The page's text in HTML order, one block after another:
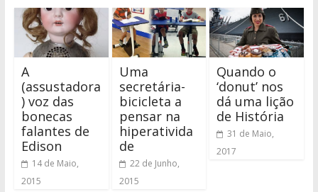
A
(assustadora
) voz das
bonecas
falantes de
Edison
14 de Maio,
2015
Uma
secretária-
bicicleta a
pensar na
hiperativida
de
22 de Junho,
2015
Quando o
‘donut’ nos
dá uma lição
de História
31 de Maio,
2017